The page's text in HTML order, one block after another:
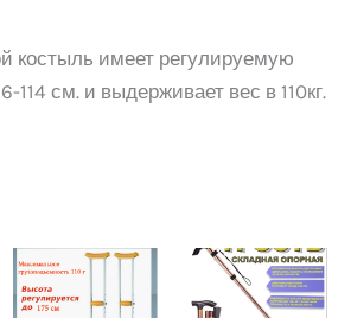
костыль имеет регулируемую
114 см. и выдерживает вес в 110кг.